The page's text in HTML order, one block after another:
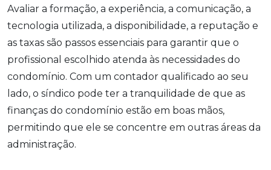
Avaliar a formação, a experiência, a comunicação, a
tecnologia utilizada, a disponibilidade, a reputação e
as taxas são passos essenciais para garantir que o
profissional escolhido atenda às necessidades do
condomínio. Com um contador qualificado ao seu
lado, o síndico pode ter a tranquilidade de que as
finanças do condomínio estão em boas mãos,
permitindo que ele se concentre em outras áreas da
administração.